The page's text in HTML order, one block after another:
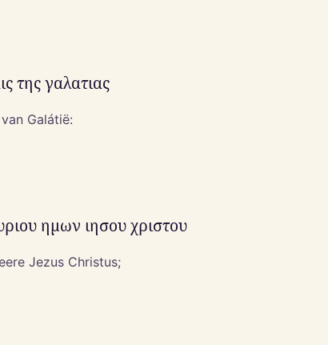
της γαλατιας
Galátië:
ημων ιησου χριστου
Jezus Christus;